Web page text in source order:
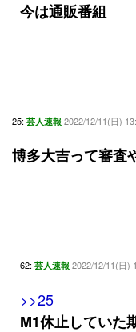
今は通販番組
25: 芸人速報 2022/12/11(日)
博多大吉って審査
62: 芸人速報 2022/12/11(日)
>>25
M1休止していた